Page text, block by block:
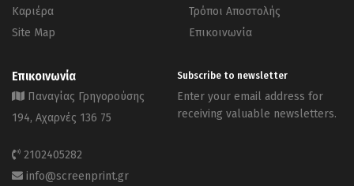
Καριέρα
Site Map
Τρόποι Αποστολής
Επικοινωνία
Επικοινωνία
Παναγίας Γρηγορούσης
194, Αχαρνές 136 75
2102405282
info@screenprint.gr
Subscribe to newsletter
Enter your email address for
receiving valuable newsletters.